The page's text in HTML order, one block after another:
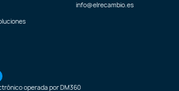
info@elrecambio.es
operada porDM360